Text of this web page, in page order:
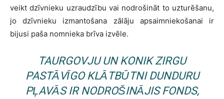
veikt dzīvnieku uzraudzību vai nodrošināt to uzturēšanu,
jo dzīvnieku izmantošana zālāju apsaimniekošanai ir
bijusi paša nomnieka brīva izvēle.
TAURGOVJU UN KONIK ZIRGU
PASTĀVĪGO KLĀTBŪTNI DUNDURU
PĻAVĀS IR NODROŠINĀJIS FONDS,